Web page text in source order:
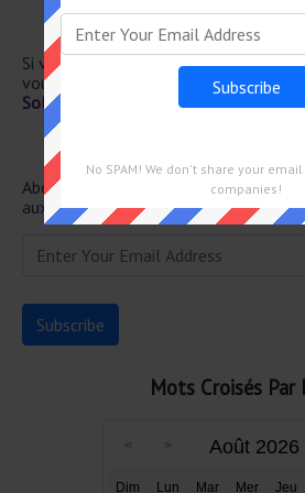
Pardon ?
Si vous avez déjà résolu cet indice de
vous recherchez le message principal,
Solution Le Parisien Mots Fléchés
Abonnez-vous ci-dessous et recevez
aux mots croisés directement dans
Mots Croisés Par
Août 2026
Dim Lun Mar Mer Jeu
No SPAM! We don't share your
companies!